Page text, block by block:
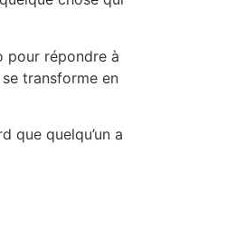
pour répondre à
transforme en
que quelqu’un a